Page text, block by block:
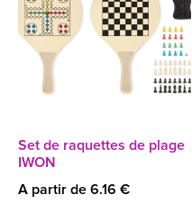
Set de raquettes de plage
IWON
A partir de 6.16 €